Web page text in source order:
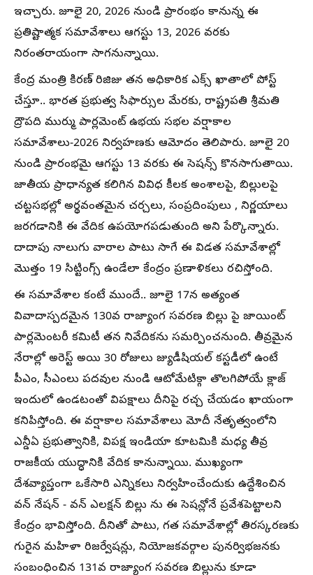
ఇచ్చారు. జూలై 20, 2026 నుండి ప్రారంభం కానున్న ఈ
ప్రతిష్టాత్మక సమావేశాలు ఆగస్టు 13, 2026 వరకు
నిరంతరాయంగా సాగనున్నాయి.
కేంద్ర మంత్రి కిరణ్ రిజిజు తన అధికారిక ఎక్స్ ఖాతాలో పోస్ట్
చేస్తూ.. భారత ప్రభుత్వ సిఫార్సుల మేరకు, రాష్ట్రపతి శ్రీమతి
ద్రౌపది ముర్ము పార్లమెంట్ ఉభయ సభల వర్షాకాల
సమావేశాలు-2026 నిర్వహణకు ఆమోదం తెలిపారు. జూలై 20
నుండి ప్రారంభమై ఆగస్టు 13 వరకు ఈ సెషన్స్ కొనసాగుతాయి.
జాతీయ ప్రాధాన్యత కలిగిన వివిధ కీలక అంశాలపై, బిల్లులపై
చట్టసభల్లో అర్థవంతమైన చర్చలు, సంప్రదింపులు , నిర్ణయాలు
జరగడానికి ఈ వేదిక ఉపయోగపడుతుంది అని పేర్కొన్నారు.
దాదాపు నాలుగు వారాల పాటు సాగే ఈ విడత సమావేశాల్లో
మొత్తం 19 సిట్టింగ్స్ ఉండేలా కేంద్రం ప్రణాళికలు రచిస్తోంది.
ఈ సమావేశాల కంటే ముందే.. జూలై 17న అత్యంత
వివాదాస్పదమైన 130వ రాజ్యాంగ సవరణ బిల్లు పై జాయింట్
పార్లమెంటరీ కమిటీ తన నివేదికను సమర్పించనుంది. తీవ్రమైన
నేరాల్లో అరెస్ట్ అయి 30 రోజులు జ్యుడీషియల్ కస్టడీలో ఉంటే
పీఎం, సీఎంలు పదవుల నుండి ఆటోమేటిక్గా తొలగిపోయే క్లాజ్
ఇందులో ఉండటంతో విపక్షాలు దీనిపై రచ్చ చేయడం ఖాయంగా
కనిపిస్తోంది. ఈ వర్షాకాల సమావేశాలు మోదీ నేతృత్వంలోని
ఎన్డీఏ ప్రభుత్వానికి, విపక్ష ఇండియా కూటమికి మధ్య తీవ్ర
రాజకీయ యుద్ధానికి వేదిక కానున్నాయి. ముఖ్యంగా
దేశవ్యాప్తంగా ఒకేసారి ఎన్నికలు నిర్వహించేందుకు ఉద్దేశించిన
వన్ నేషన్ - వన్ ఎలక్షన్ బిల్లు ను ఈ సెషన్లోనే ప్రవేశపెట్టాలని
కేంద్రం భావిస్తోంది. దీనితో పాటు, గత సమావేశాల్లో తిరస్కరణకు
గురైన మహిళా రిజర్వేషన్లు, నియోజకవర్గాల పునర్విభజనకు
సంబంధించిన 131వ రాజ్యాంగ సవరణ బిల్లును కూడా